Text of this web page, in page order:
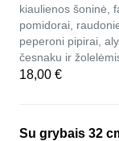
kiaulienos šoninė,
pomidorai,
peperoni pipirai,
česnaku ir
18,00 €
Su grybais 32